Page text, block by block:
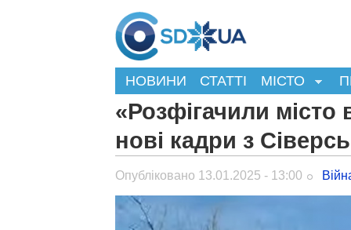
НОВИНИ СТАТТІ МІСТО
«Розфігачили
нові кадри з
Опубліковано 13.01.2025 - 13:00